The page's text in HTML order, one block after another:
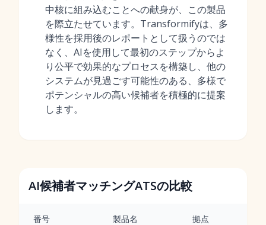
中核に組み込むことへの献身が、この製品
を際立たせています。Transformifyは、多
様性を採用後のレポートとして扱うのでは
なく、AIを使用して最初のステップからよ
り公平で効果的なプロセスを構築し、他の
システムが見過ごす可能性のある、多様で
ポテンシャルの高い候補者を積極的に提案
します。
AI候補者マッチングATSの比較
番号 製品名 拠点